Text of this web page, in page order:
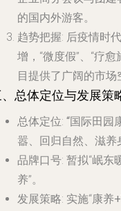
的国内外游客。
趋势把握: 后疫情时
增，“微度假”、“疗
目提供了广阔的市场
总体定位与发展策
总体定位: “国际田园
嚣、回归自然、滋养
品牌口号: 暂拟“岷东
养”。
发展策略: 实施“康养+